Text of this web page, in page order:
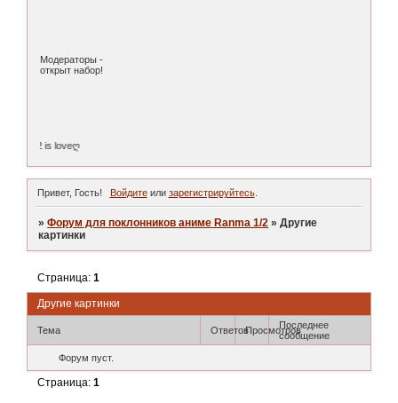
Модераторы -
открыт набор!
1/2 is loveღ
Привет, Гость! Войдитеили зарегистрируйтесь.
»Форум для поклонников аниме Ranma 1/2 »Другие
картинки
Другие картинки
Страница:1
Тема ОтветовПросмотровПоследнее
сообщение
Форум пуст.
Страница:1